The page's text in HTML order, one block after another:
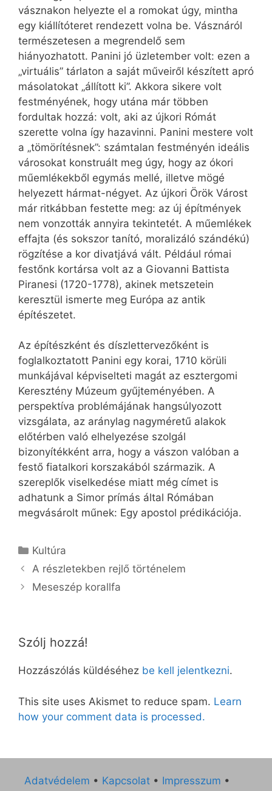
vásznakon helyezte el a romokat úgy, mintha
egy kiállítóteret rendezett volna be. Vásznáról
természetesen a megrendelő sem
hiányozhatott. Panini jó üzletember volt: ezen a
„virtuális” tárlaton a saját műveiről készített apró
másolatokat „állított ki”. Akkora sikere volt
festményének, hogy utána már többen
fordultak hozzá: volt, aki az újkori Rómát
szerette volna így hazavinni. Panini mestere volt
a „tömörítésnek”: számtalan festményén ideális
városokat konstruált meg úgy, hogy az ókori
műemlékekből egymás mellé, illetve mögé
helyezett hármat-négyet. Az újkori Örök Várost
már ritkábban festette meg: az új építmények
nem vonzották annyira tekintetét. A műemlékek
effajta (és sokszor tanító, moralizáló szándékú)
rögzítése a kor divatjává vált. Például római
festőnk kortársa volt az a Giovanni Battista
Piranesi (1720-1778), akinek metszetein
keresztül ismerte meg Európa az antik
építészetet.
Az építészként és díszlettervezőként is
foglalkoztatott Panini egy korai, 1710 körüli
munkájával képviselteti magát az esztergomi
Keresztény Múzeum gyűjteményében. A
perspektíva problémájának hangsúlyozott
vizsgálata, az aránylag nagyméretű alakok
előtérben való elhelyezése szolgál
bizonyítékként arra, hogy a vászon valóban a
festő fiatalkori korszakából származik. A
szereplők viselkedése miatt még címet is
adhatunk a Simor prímás által Rómában
megvásárolt műnek: Egy apostol prédikációja.
Kategória
Kultúra
A részletekben rejlő történelem
Meseszép korallfa
Szólj hozzá!
Hozzászólás küldéséhez be kell jelentkezni.
This site uses Akismet to reduce spam. Learn
how your comment data is processed.
Adatvédelem • Kapcsolat • Impresszum •